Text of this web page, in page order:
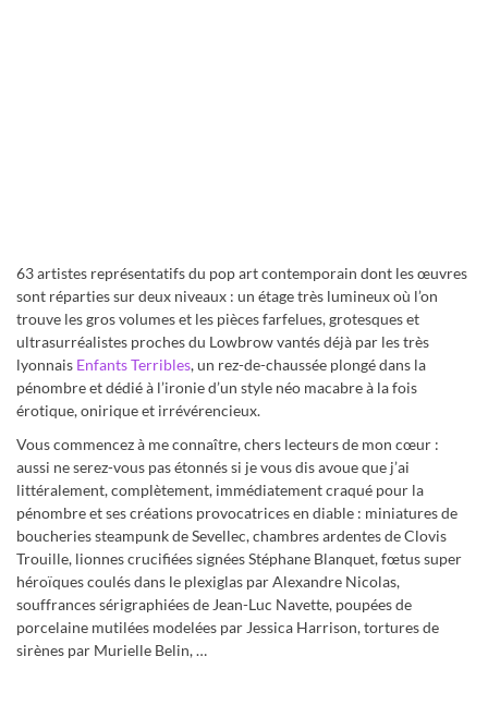
63 artistes représentatifs du pop art contemporain dont les œuvres
sont réparties sur deux niveaux : un étage très lumineux où l’on
trouve les gros volumes et les pièces farfelues, grotesques et
ultrasurréalistes proches du Lowbrow vantés déjà par les très
lyonnais Enfants Terribles, un rez-de-chaussée plongé dans la
pénombre et dédié à l’ironie d’un style néo macabre à la fois
érotique, onirique et irrévérencieux.
Vous commencez à me connaître, chers lecteurs de mon cœur :
aussi ne serez-vous pas étonnés si je vous dis avoue que j’ai
littéralement, complètement, immédiatement craqué pour la
pénombre et ses créations provocatrices en diable : miniatures de
boucheries steampunk de Sevellec, chambres ardentes de Clovis
Trouille, lionnes crucifiées signées Stéphane Blanquet, fœtus super
héroïques coulés dans le plexiglas par Alexandre Nicolas,
souffrances sérigraphiées de Jean-Luc Navette, poupées de
porcelaine mutilées modelées par Jessica Harrison, tortures de
sirènes par Murielle Belin, …